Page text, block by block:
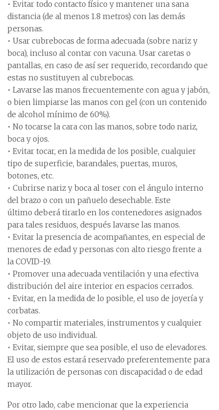
• Evitar todo contacto físico y mantener una sana
distancia (de al menos 1.8 metros) con las demás
personas.
• Usar cubrebocas de forma adecuada (sobre nariz y
boca), incluso al contar con vacuna. Usar caretas o
pantallas, en caso de así ser requerido, recordando que
estas no sustituyen al cubrebocas.
• Lavarse las manos frecuentemente con agua y jabón,
o bien limpiarse las manos con gel (con un contenido
de alcohol mínimo de 60%).
• No tocarse la cara con las manos, sobre todo nariz,
boca y ojos.
• Evitar tocar, en la medida de los posible, cualquier
tipo de superficie, barandales, puertas, muros,
botones, etc.
• Cubrirse nariz y boca al toser con el ángulo interno
del brazo o con un pañuelo desechable. Este
último deberá tirarlo en los contenedores asignados
para tales residuos, después lavarse las manos.
• Evitar la presencia de acompañantes, en especial de
menores de edad y personas con alto riesgo frente a
la COVID-19.
• Promover una adecuada ventilación y una efectiva
distribución del aire interior en espacios cerrados.
• Evitar, en la medida de lo posible, el uso de joyería y
corbatas.
• No compartir materiales, instrumentos y cualquier
objeto de uso individual.
• Evitar, siempre que sea posible, el uso de elevadores.
El uso de estos estará reservado preferentemente para
la utilización de personas con discapacidad o de edad
mayor.
Por otro lado, cabe mencionar que la experiencia